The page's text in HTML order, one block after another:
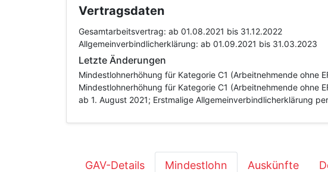
Vertragsdaten
Gesamtarbeitsvertrag: ab 01.08.2021 bis 31.12.2022
Allgemeinverbindlicherklärung: ab 01.09.2021 bis 31.03.2023
Letzte Änderungen
Mindestlohnerhöhung für Kategorie C1 (Arbeitnehmende ohne
Mindestlohnerhöhung für Kategorie C1 (Arbeitnehmende ohne
ab 1. August 2021; Erstmalige Allgemeinverbindlicherklärung
GAV-Details Mindestlohn Auskünfte